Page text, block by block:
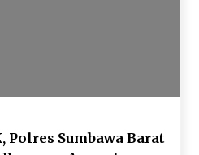
Polres Sumbawa Barat